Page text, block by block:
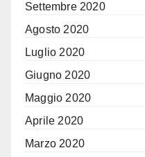
Settembre 2020
Agosto 2020
Luglio 2020
Giugno 2020
Maggio 2020
Aprile 2020
Marzo 2020